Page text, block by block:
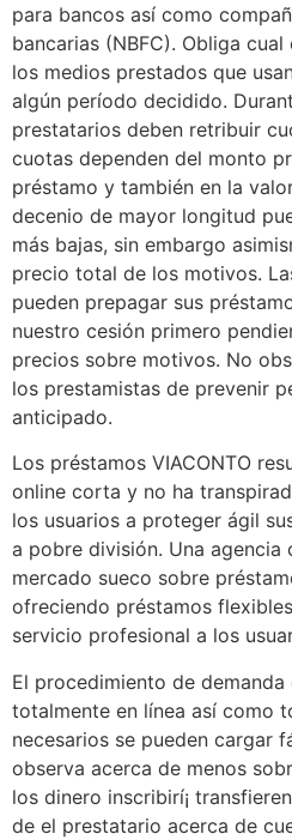
para bancos así­ como
bancarias (NBFC). Obliga
los medios prestados que
algún período decidido.
prestatarios deben retribuir
cuotas dependen del monto
préstamo y también en la
decenio de mayor longitud
más bajas, sin embargo
precio total de los motivos.
pueden prepagar sus
nuestro cesión primero
precios sobre motivos. No
los prestamistas de prevenir
anticipado.
Los préstamos VIACONTO
online corta y no ha
los usuarios a proteger ágil
a pobre división. Una agencia
mercado sueco sobre
ofreciendo préstamos
servicio profesional a los
El procedimiento de
totalmente en línea así­ como
necesarios se pueden cargar
observa acerca de menos
los dinero inscribirí¡
de el prestatario acerca de